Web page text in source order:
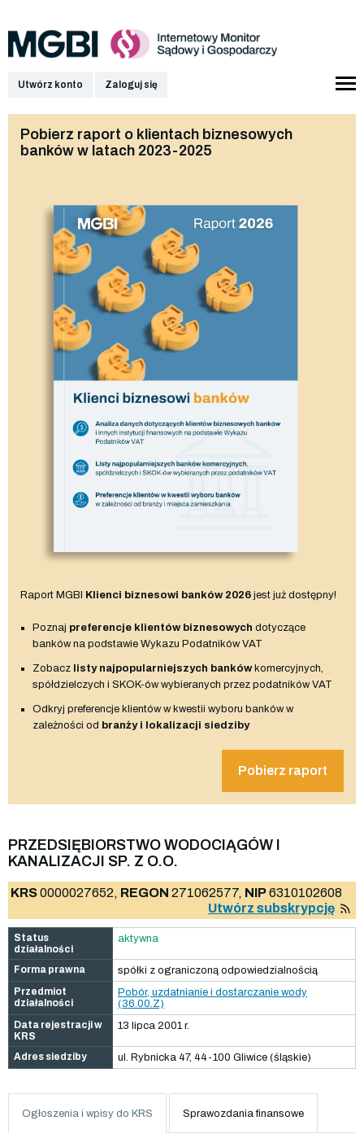
Utwórz konto Zaloguj się
Pobierz raport o klientach biznesowych
banków w latach 2023-2025
Raport MGBI Klienci biznesowi banków 2026 jest już dostępny!
Poznaj preferencje klientów biznesowych dotyczące
banków na podstawie Wykazu Podatników VAT
Zobacz listy najpopularniejszych bankówkomercyjnych,
spółdzielczych i SKOK-ów wybieranych przez podatników VAT
Odkryj preferencje klientów w kwestii wyboru banków w
zależności od branży i lokalizacji siedziby
Pobierz raport
PRZEDSIĘBIORSTWO WODOCIĄGÓW I
KANALIZACJI SP. Z O.O.
KRS0000027652, REGON 271062577, NIP6310102608
Utwórz subskrypcję
Status
działalności
aktywna
Forma prawna
spółki z ograniczoną odpowiedzialnością
Przedmiot
działalności
Pobór, uzdatnianie i dostarczanie wody
(36.00.Z)
Data rejestracji w
KRS
13 lipca 2001 r.
Adres siedziby ul. Rybnicka 47, 44-100 Gliwice (śląskie)
Ogłoszenia i wpisy do KRS Sprawozdania finansowe